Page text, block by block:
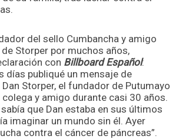
del sello Cumbancha y amigo
Storper por muchos años,
con Billboard Español:
días publiqué un mensaje de
Storper, el fundador de Putumayo
y amigo durante casi 30 años.
que Dan estaba en sus últimos
imaginar un mundo sin él. Ayer
contra el cáncer de páncreas”.